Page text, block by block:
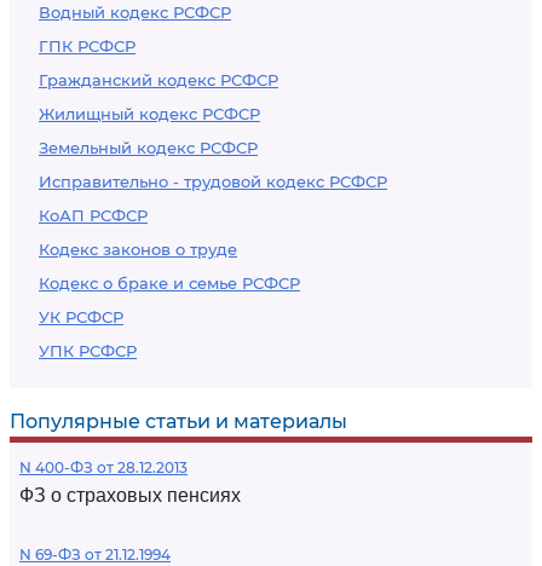
Водный кодекс РСФСР
ГПК РСФСР
Гражданский кодекс РСФСР
Жилищный кодекс РСФСР
Земельный кодекс РСФСР
Исправительно - трудовой кодекс РСФСР
КоАП РСФСР
Кодекс законов о труде
Кодекс о браке и семье РСФСР
УК РСФСР
УПК РСФСР
Популярные статьи и материалы
N 400-ФЗ от 28.12.2013
ФЗ о страховых пенсиях
N 69-ФЗ от 21.12.1994